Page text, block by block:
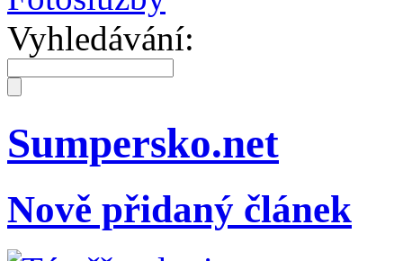
Vyhledávání:
Sumpersko.net
Nově přidaný článek